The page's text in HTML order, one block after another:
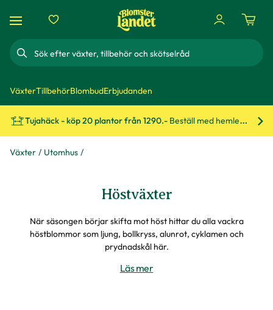
Sök
VäxterTillbehörBlombudErbjudanden
Tujahäck - köp 20 plantor från 1290.- Beställ med hemleverans!
Växter Utomhus
Höstväxter
När säsongen börjar skifta mot höst hittar du alla vackra
höstblommor som ljung, bollkryss, alunrot, cyklamen och
prydnadskål här.
Läs mer